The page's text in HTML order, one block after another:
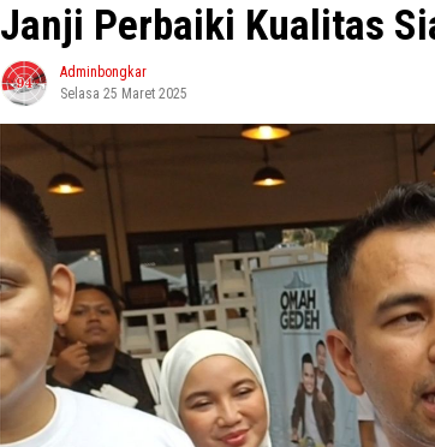
Janji Perbaiki Kualitas
Adminbongkar
Selasa 25 Maret 2025